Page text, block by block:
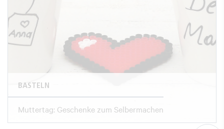
BASTELN
Muttertag: Geschenke zum Selbermachen